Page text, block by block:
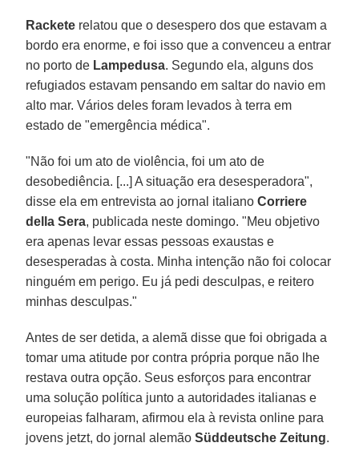
Rackete relatou que o desespero dos que estavam a
bordo era enorme, e foi isso que a convenceu a entrar
no porto de Lampedusa. Segundo ela, alguns dos
refugiados estavam pensando em saltar do navio em
alto mar. Vários deles foram levados à terra em
estado de "emergência médica".
"Não foi um ato de violência, foi um ato de
desobediência. [...] A situação era desesperadora",
disse ela em entrevista ao jornal italianoCorriere
della Sera, publicada neste domingo. "Meu objetivo
era apenas levar essas pessoas exaustas e
desesperadas à costa. Minha intenção não foi colocar
ninguém em perigo. Eu já pedi desculpas, e reitero
minhas desculpas."
Antes de ser detida, a alemã disse que foi obrigada a
tomar uma atitude por contra própria porque não lhe
restava outra opção. Seus esforços para encontrar
uma solução política junto a autoridades italianas e
europeias falharam, afirmou ela à revista online para
jovens jetzt, do jornal alemãoSüddeutsche Zeitung.